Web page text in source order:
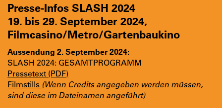
Presse-Infos SLASH 2024
19. bis 29. September 2024,
Filmcasino/Metro/Gartenbaukino
Aussendung 2. September 2024:
SLASH 2024: GESAMTPROGRAMM
Pressetext (PDF)
Filmstills (Wenn Credits angegeben werden müssen,
sind diese im Dateinamen angeführt)